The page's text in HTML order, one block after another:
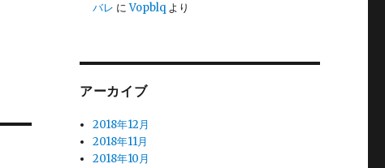
バレ にVopblq より
アーカイブ
2018年12月
2018年11月
2018年10月